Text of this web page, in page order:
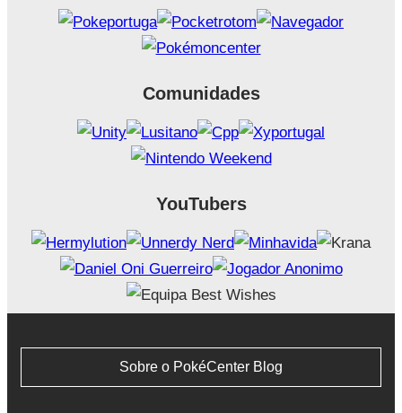
Comunidades
YouTubers
Sobre o PokéCenter Blog